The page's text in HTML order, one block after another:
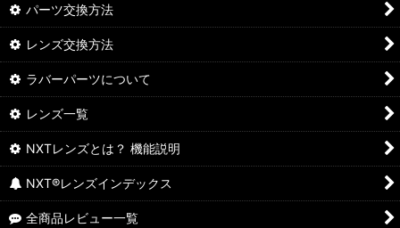
パーツ交換方法
レンズ交換方法
ラバーパーツについて
レンズ一覧
NXTレンズとは？ 機能説明
NXT®レンズインデックス
全商品レビュー一覧